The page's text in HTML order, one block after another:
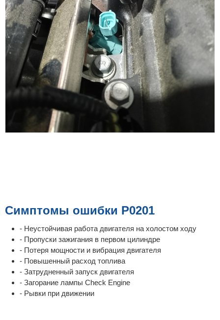
Симптомы ошибки P0201
- Неустойчивая работа двигателя на холостом ходу
- Пропуски зажигания в первом цилиндре
- Потеря мощности и вибрация двигателя
- Повышенный расход топлива
- Затрудненный запуск двигателя
- Загорание лампы Check Engine
- Рывки при движении